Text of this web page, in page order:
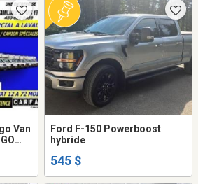
Van
Ford F-150 Powerboost
hybride
545 $